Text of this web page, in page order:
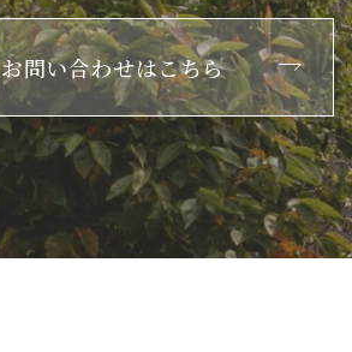
お問い合わせはこちら